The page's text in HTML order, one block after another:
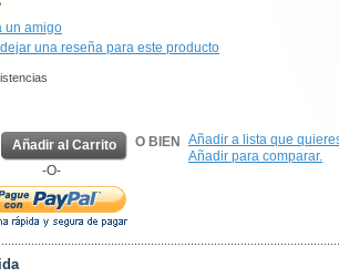
un amigo
una reseña para este producto
Añadir al Carrito
-O-
O BIEN
Añadir a lista que
Añadir para comparar.